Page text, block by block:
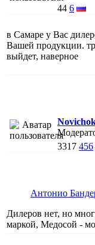
44 6
в Самаре у Вас
Вашей продукции.
выйдет, наверное
3317 456
Антонио
Дилеров нет, но
маркой, Медосой -